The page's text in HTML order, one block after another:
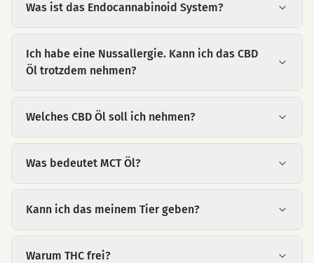
Was ist das Endocannabinoid System?
Ich habe eine Nussallergie. Kann ich das CBD
Öl trotzdem nehmen?
Welches CBD Öl soll ich nehmen?
Was bedeutet MCT Öl?
Kann ich das meinem Tier geben?
Warum THC frei?